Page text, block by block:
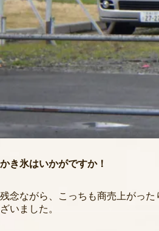
かき氷はいかがですか！
残念ながら、こっちも商売上がっ
ざいました。